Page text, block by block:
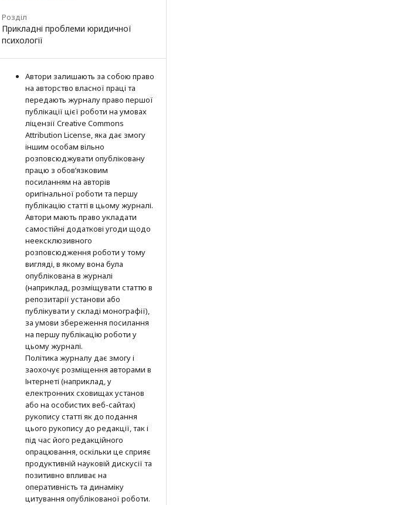
Розділ
Прикладні проблеми юридичної
психології
Автори залишають за собою право
на авторство власної праці та
передають журналу право першої
публікації цієї роботи на умовах
ліцензії Creative Commons
Attribution License, яка дає змогу
іншим особам вільно
розповсюджувати опубліковану
працю з обов’язковим
посиланням на авторів
оригінальної роботи та першу
публікацію статті в цьому журналі.
Автори мають право укладати
самостійні додаткові угоди щодо
неексклюзивного
розповсюдження роботи у тому
вигляді, в якому вона була
опублікована в журналі
(наприклад, розміщувати статтю в
репозитарії установи або
публікувати у складі монографії),
за умови збереження посилання
на першу публікацію роботи у
цьому журналі.
Політика журналу дає змогу і
заохочує розміщення авторами в
Інтернеті (наприклад, у
електронних сховищах установ
або на особистих веб-сайтах)
рукопису статті як до подання
цього рукопису до редакції, так і
під час його редакційного
опрацювання, оскільки це сприяє
продуктивній науковій дискусії та
позитивно впливає на
оперативність та динаміку
цитування опублікованої роботи.